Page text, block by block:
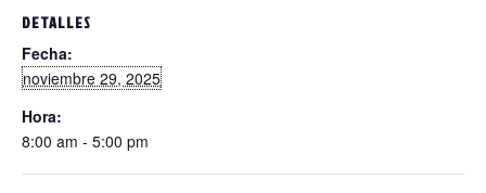
DETALLES
Fecha:
noviembre 29, 2025
Hora:
8:00 am - 5:00 pm